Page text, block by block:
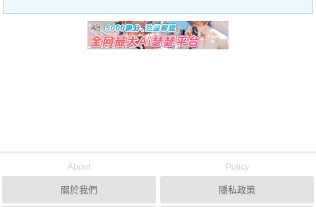
About
關於我們
Policy
隱私政策